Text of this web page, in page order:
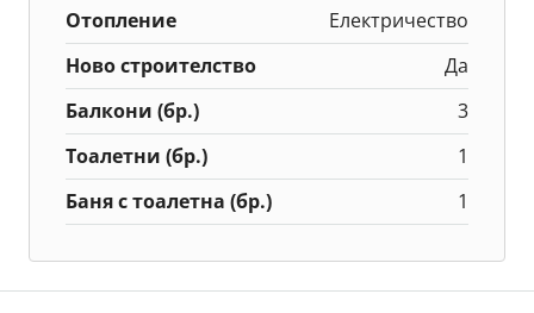
Отопление
Електричество
Ново строителство
Да
Балкони (бр.)
3
Тоалетни (бр.)
1
Баня с тоалетна (бр.)
1